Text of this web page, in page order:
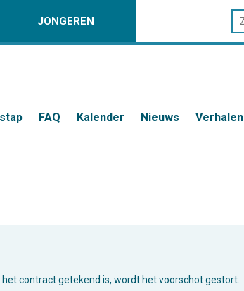
JONGEREN
FAQ Kalender Nieuws Verhalen
contract getekend is, wordt het voorschot gestort.